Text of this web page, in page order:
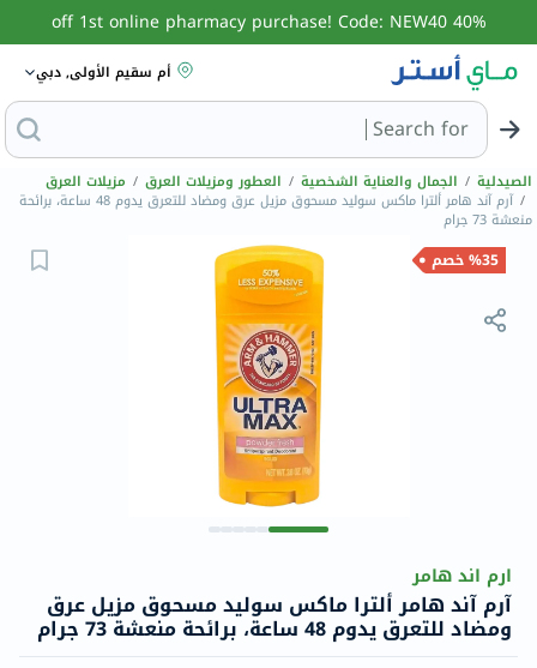
40% off 1st online pharmacy purchase! Code: NEW40
أم سقيم الأولى, دبي
Search forالبحث عن مزيل عرق
الصيدلية / الجمال والعناية الشخصية / العطور ومزيلات العرق / مزيلات العرق
/ آرم آند هامر ألترا ماكس سوليد مسحوق مزيل عرق ومضاد للتعرق يدوم 48 ساعة، برائحة
منعشة 73 جرام
%35 خصم
ارم اند هامر
آرم آند هامر ألترا ماكس سوليد مسحوق مزيل عرق
ومضاد للتعرق يدوم 48 ساعة، برائحة منعشة 73 جرام